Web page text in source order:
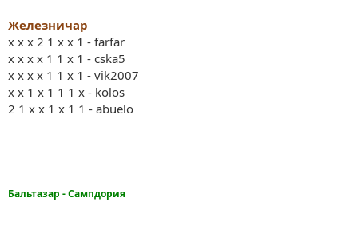
Железничар
x x x 2 1 x x 1 - farfar
x x x x 1 1 x 1 - cska5
x x x x 1 1 x 1 - vik2007
x x 1 x 1 1 1 x - kolos
2 1 x x 1 x 1 1 - abuelo
Бальтазар - Сампдория